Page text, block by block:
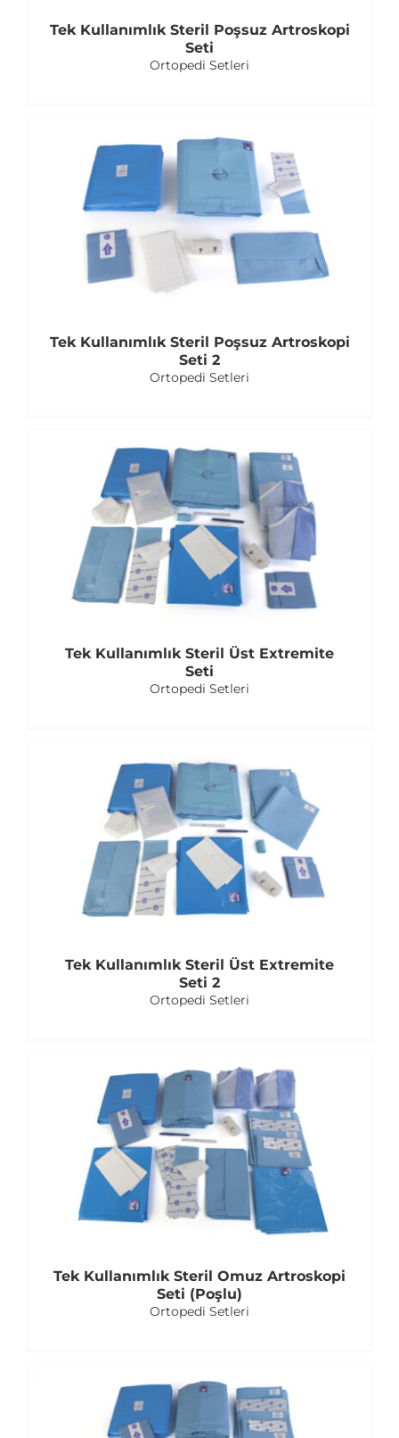
Tek Kullanımlık Steril Poşsuz Artroskopi
Seti
Ortopedi Setleri
Tek Kullanımlık Steril Poşsuz Artroskopi
Seti 2
Ortopedi Setleri
Tek Kullanımlık Steril Üst Extremite
Seti
Ortopedi Setleri
Tek Kullanımlık Steril Üst Extremite
Seti 2
Ortopedi Setleri
Tek Kullanımlık Steril Omuz Artroskopi
Seti (Poşlu)
Ortopedi Setleri